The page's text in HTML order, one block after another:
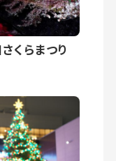
くらまつり